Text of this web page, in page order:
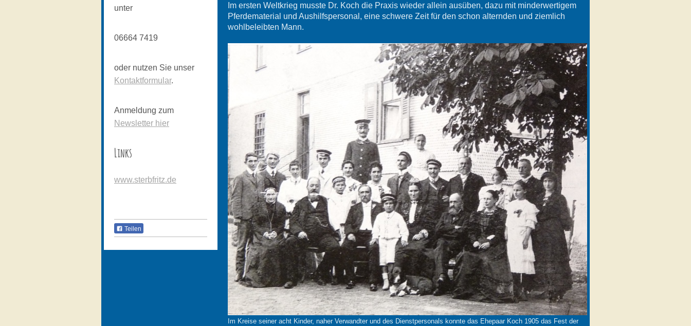
unter
06664 7419
oder nutzen Sie unser
Kontaktformular.
Anmeldung zum
Newsletter hier
Links
www.sterbfritz.de
Teilen
Im ersten Weltkrieg musste Dr. Koch die Praxis wieder allein ausüben, dazu mit minderwertigem
Pferdematerial und Aushilfspersonal, eine schwere Zeit für den schon alternden und ziemlich
wohlbeleibten Mann.
Im Kreise seiner acht Kinder, naher Verwandter und des Dienstpersonals konnte das Ehepaar Koch 1905 das Fest der